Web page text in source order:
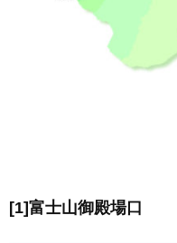
[1]富士山御殿場口